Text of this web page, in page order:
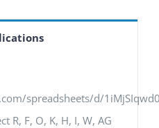
spreadsheets/d/
R, F, O, K, H, I, W, AG